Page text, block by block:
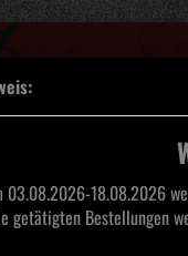
03.08.2026-18.08.2026
getätigten Bestellungen
VINYL TAPES CDS